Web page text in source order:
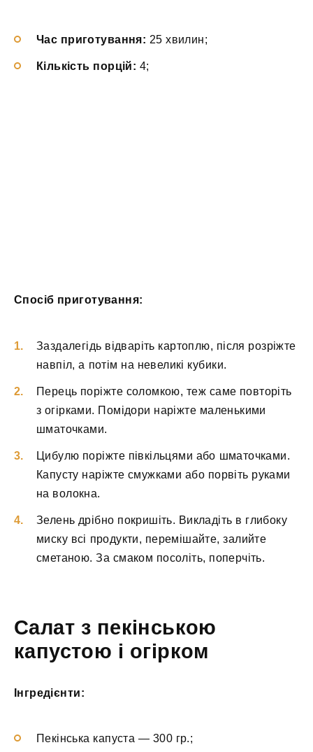
Час приготування: 25 хвилин;
Кількість порцій: 4;
Спосіб приготування:
Заздалегідь відваріть картоплю, після розріжте
навпіл, а потім на невеликі кубики.
Перець поріжте соломкою, теж саме повторіть
з огірками. Помідори наріжте маленькими
шматочками.
Цибулю поріжте півкільцями або шматочками.
Капусту наріжте смужками або порвіть руками
на волокна.
Зелень дрібно покришіть. Викладіть в глибоку
миску всі продукти, перемішайте, залийте
сметаною. За смаком посоліть, поперчіть.
Салат з пекінською
капустою і огірком
Інгредієнти:
Пекінська капуста — 300 гр.;